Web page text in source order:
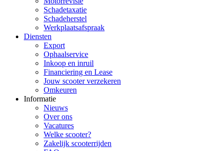
Schadetaxatie
Schadeherstel
Werkplaatsafspraak
Diensten
Export
Ophaalservice
Inkoop en inruil
Financiering en Lease
Jouw scooter verzekeren
Omkeuren
Informatie
Nieuws
Over ons
Vacatures
Welke scooter?
Zakelijk scooterrijden